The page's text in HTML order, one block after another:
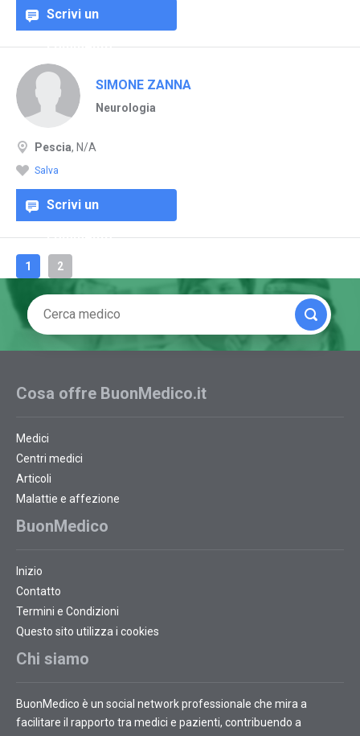
Scrivi un
commento
SIMONE ZANNA
Neurologia
Pescia, N/A
Salva
Scrivi un
commento
1 2
Cosa offre BuonMedico.it
Medici
Centri medici
Articoli
Malattie e affezione
BuonMedico
Inizio
Contatto
Termini e Condizioni
Questo sito utilizza i cookies
Chi siamo
BuonMedico è un social network professionale che mira a
facilitare il rapporto tra medici e pazienti, contribuendo a